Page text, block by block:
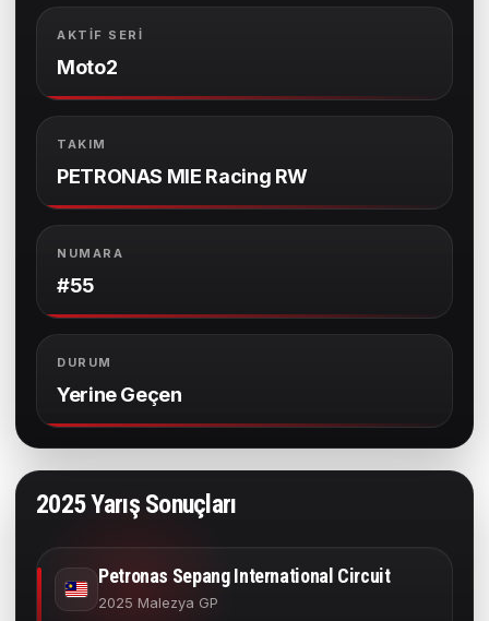
AKTIF SERI
Moto2
TAKIM
PETRONAS MIE Racing RW
NUMARA
#55
DURUM
Yerine Geçen
2025 Yarış Sonuçları
Petronas Sepang International Circuit
2025 Malezya GP